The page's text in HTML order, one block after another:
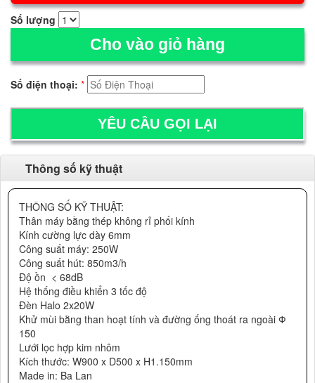
Số lượng
Cho vào giỏ hàng
Số điện thoại: *
Thông số kỹ thuật
THÔNG SỐ KỸ THUẬT:
Thân máy bằng thép không rỉ phối kính
Kính cường lực dày 6mm
Công suất máy: 250W
Công suất hút: 850m3/h
Độ ồn < 68dB
Hệ thống điều khiển 3 tốc độ
Đèn Halo 2x20W
Khử mùi bằng than hoạt tính và đường ống thoát ra ngoài Ф
150
Lưới lọc hợp kim nhôm
Kích thước: W900 x D500 x H1.150mm
Made in: Ba Lan